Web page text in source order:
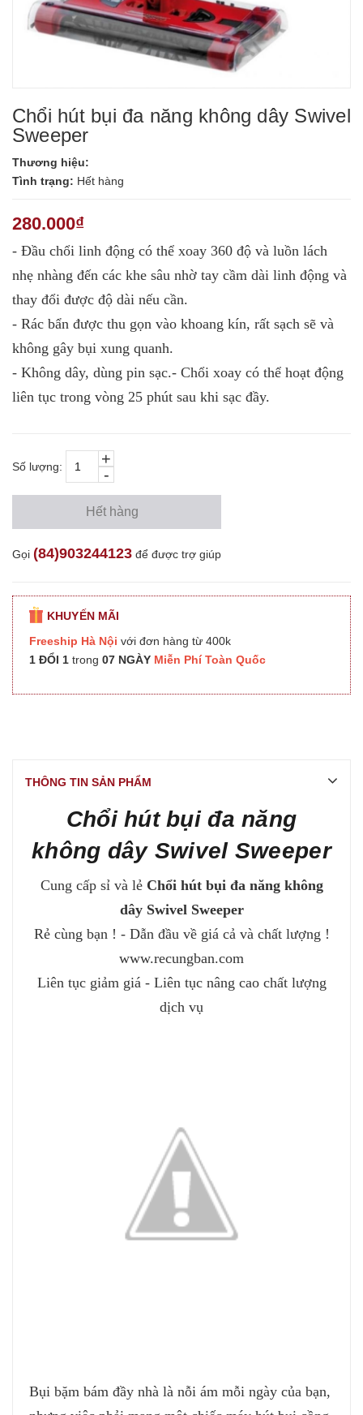
Chổi hút bụi đa năng không dây Swivel
Sweeper
Thương hiệu:
Tình trạng: Hết hàng
280.000₫
- Đầu chổi linh động có thể xoay 360 độ và luồn lách
nhẹ nhàng đến các khe sâu nhờ tay cầm dài linh động và
thay đổi được độ dài nếu cần.
- Rác bẩn được thu gọn vào khoang kín, rất sạch sẽ và
không gây bụi xung quanh.
- Không dây, dùng pin sạc.- Chổi xoay có thể hoạt động
liên tục trong vòng 25 phút sau khi sạc đầy.
Số lượng: -
+
Hết hàng
Gọi (84)903244123 để được trợ giúp
KHUYẾN MÃI
Freeship Hà Nội với đơn hàng từ 400k
1 ĐỔI 1 trong 07 NGÀY Miễn Phí Toàn Quốc
THÔNG TIN SẢN PHẨM
Chổi hút bụi đa năng
không dây Swivel Sweeper
Cung cấp sỉ và lẻ Chổi hút bụi đa năng không
dây Swivel Sweeper
Rẻ cùng bạn ! - Dẫn đầu về giá cả và chất lượng !
www.recungban.com
Liên tục giảm giá - Liên tục nâng cao chất lượng
dịch vụ
Bụi bặm bám đầy nhà là nỗi ám mỗi ngày của bạn,